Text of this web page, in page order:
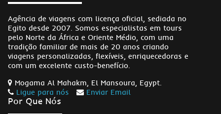
Agência de viagens com licença oficial, sediada no
Egito desde 2007. Somos especialistas em tours
pelo Norte da África e Oriente Médio, com uma
tradição familiar de mais de 20 anos criando
viagens personalizadas, flexíveis, enriquecedoras e
com um excelente custo-benefício.
Mogama Al Mahakm, El Mansoura, Egypt.
Ligue para nós
Enviar Email
Por Que Nós